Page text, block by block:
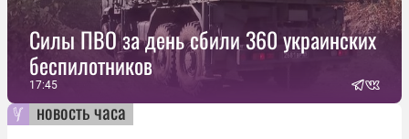
Силы ПВО за день сбили 360 украинских
беспилотников
17:45
новость часа